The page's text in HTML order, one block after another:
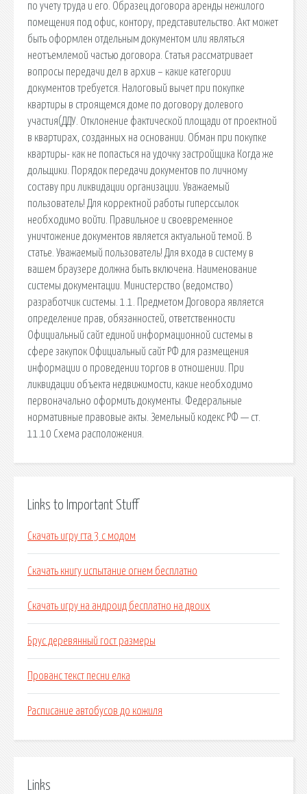
по учету труда и его. Образец договора аренды нежилого
помещения под офис, контору, представительство. Акт может
быть оформлен отдельным документом или являться
неотъемлемой частью договора. Статья рассматривает
вопросы передачи дел в архив – какие категории
документов требуется. Налоговый вычет при покупке
квартиры в строящемся доме по договору долевого
участия(ДДУ. Отклонение фактической площади от проектной
в квартирах, созданных на основании. Обман при покупке
квартиры- как не попасться на удочку застройщика Когда же
дольщики. Порядок передачи документов по личному
составу при ликвидации организации. Уважаемый
пользователь! Для корректной работы гиперссылок
необходимо войти. Правильное и своевременное
уничтожение документов является актуальной темой. В
статье. Уважаемый пользователь! Для входа в систему в
вашем браузере должна быть включена. Наименование
системы документации. Министерство (ведомство)
разработчик системы. 1.1. Предметом Договора является
определение прав, обязанностей, ответственности
Официальный сайт единой информационной системы в
сфере закупок Официальный сайт РФ для размещения
информации о проведении торгов в отношении. При
ликвидации объекта недвижимости, какие необходимо
первоначально оформить документы. Федеральные
нормативные правовые акты. Земельный кодекс РФ — ст.
11.10 Схема расположения.
Links to Important Stuff
Скачать игру гта 3 с модом
Скачать книгу испытание огнем бесплатно
Скачать игру на андроид бесплатно на двоих
Брус деревянный гост размеры
Прованс текст песни елка
Расписание автобусов до кожиля
Links